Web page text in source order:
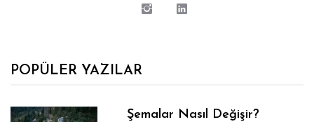
POPÜLER YAZILAR
Şemalar Nasıl Değişir?